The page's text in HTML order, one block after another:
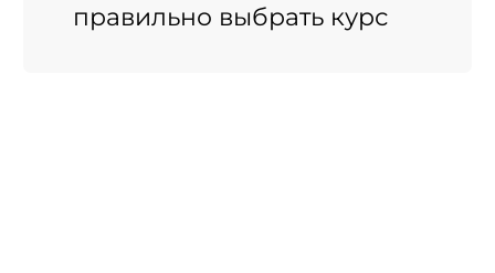
правильно выбрать курс